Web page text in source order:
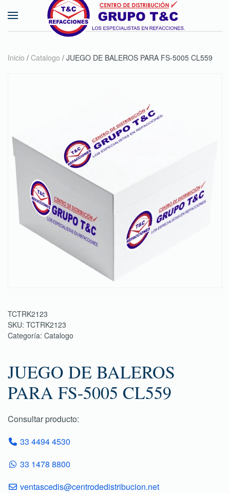
Skip to main content
Inicio / Catalogo / JUEGO DE BALEROS PARA FS-5005 CL559
TCTRK2123
SKU: TCTRK2123
Categoría: Catalogo
JUEGO DE BALEROS
PARA FS-5005 CL559
Consultar producto:
33 4494 4530
33 1478 8800
ventascedis@centrodedistribucion.net